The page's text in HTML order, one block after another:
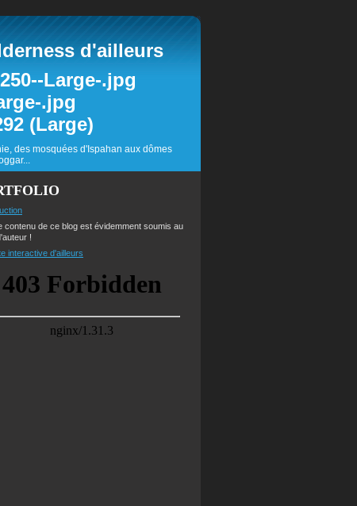
d'ailleurs
des mosquées d'Ispahan aux dômes
contenu de ce blog est évidemment soumis au
!
interactive d'ailleurs